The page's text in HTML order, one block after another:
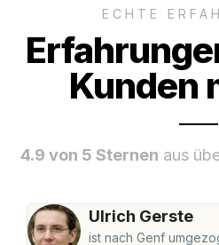
ECHTE
Kunden
4.9 von 5 Sternen aus
Ulrich Gerste
ist nach Genf